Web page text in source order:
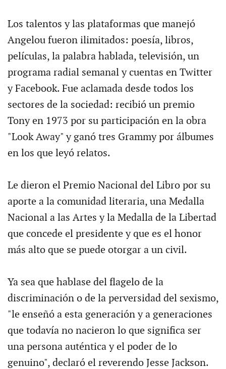
Los talentos y las plataformas que manejó
Angelou fueron ilimitados: poesía, libros,
películas, la palabra hablada, televisión, un
programa radial semanal y cuentas en Twitter
y Facebook. Fue aclamada desde todos los
sectores de la sociedad: recibió un premio
Tony en 1973 por su participación en la obra
"Look Away" y ganó tres Grammy por álbumes
en los que leyó relatos.
Le dieron el Premio Nacional del Libro por su
aporte a la comunidad literaria, una Medalla
Nacional a las Artes y la Medalla de la Libertad
que concede el presidente y que es el honor
más alto que se puede otorgar a un civil.
Ya sea que hablase del flagelo de la
discriminación o de la perversidad del sexismo,
"le enseñó a esta generación y a generaciones
que todavía no nacieron lo que significa ser
una persona auténtica y el poder de lo
genuino", declaró el reverendo Jesse Jackson.